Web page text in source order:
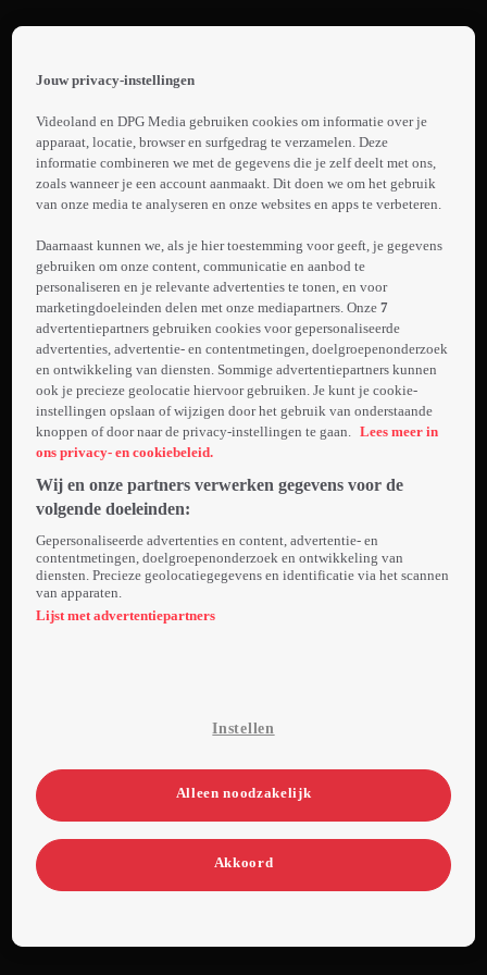
page
Schetenpoeder
Trailer: Dr.
Proktors
Schetenpoeder
NEDERLANDS
GESPROKEN.
De verstrooide
Doctor Proktor
heeft per
ongeluk 's
werelds
krachtigste
schetenpoeder
uitgevonden.
Het toevallige
bezoek van
twee kinderen
is het begin
vlechtjes en de
roodharige
Bulle gaan
helpen om van
Doctor
Proktors
een
Meer
info
Jouw privacy-instellingen
Videoland en DPG Media gebruiken cookies om informatie over je
apparaat, locatie, browser en surfgedrag te verzamelen. Deze
informatie combineren we met de gegevens die je zelf deelt met ons,
zoals wanneer je een account aanmaakt. Dit doen we om het gebruik
van onze media te analyseren en onze websites en apps te verbeteren.
Daarnaast kunnen we, als je hier toestemming voor geeft, je gegevens
gebruiken om onze content, communicatie en aanbod te
personaliseren en je relevante advertenties te tonen, en voor
marketingdoeleinden delen met onze mediapartners. Onze7
advertentiepartners gebruiken cookies voor gepersonaliseerde
advertenties, advertentie- en contentmetingen, doelgroepenonderzoek
en ontwikkeling van diensten. Sommige advertentiepartners kunnen
ook je precieze geolocatie hiervoor gebruiken. Je kunt je cookie-
instellingen opslaan of wijzigen door het gebruik van onderstaande
knoppen of door naar de privacy-instellingen te gaan. Lees meer in
ons privacy- en cookiebeleid.
Wij en onze partners verwerken gegevens voor de
volgende doeleinden:
Gepersonaliseerde advertenties en content, advertentie- en
contentmetingen, doelgroepenonderzoek en ontwikkeling van
diensten. Precieze geolocatiegegevens en identificatie via het scannen
van apparaten.
Lijst met advertentiepartners
Instellen
Alleen noodzakelijk
Akkoord